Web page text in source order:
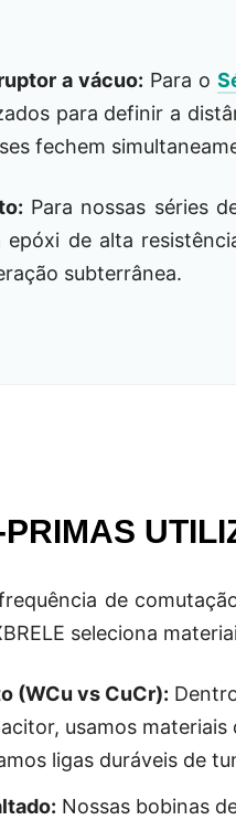
a vácuo: Para o
para definir a
fechem
Para nossas séries
epóxi de alta
subterrânea.
de
seleciona
(WCu vs CuCr):
usamos
ligas duráveis de
Nossas bobinas